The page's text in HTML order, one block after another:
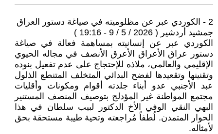
2 - الكوردي عبر عن مظلوميته في صياغة دستور العراق
جمشيد أردشير ( 2026 / 5 / 9 - 19:16 )
الكوردي عبر عن إنسانيته بمساهمة فعالة في صياغة
دستور عراق الأعراق الأعرق الأنصف في مجاله الحيوي
الإقليمي والعالمي، ملاذه للإحتجاج على عدم تفعيل بنوده
وتقنينها وتقعيدها لفضح البدائي المتخلف المتنطع الذلول
عبد الأجنبي عدو أبناء جلدته أقوام ومكونات وأقليات
مجتمع المواطنة غير المؤدلج بتوصيف المنصف المستنير
البهي النقي الوفي الأخ الدكتور لبيب سلطان في هذا
الحوار المتمدن. لُطفاً مُراجعته وتحية طيبة مستحقة بحق
لأمثاله.